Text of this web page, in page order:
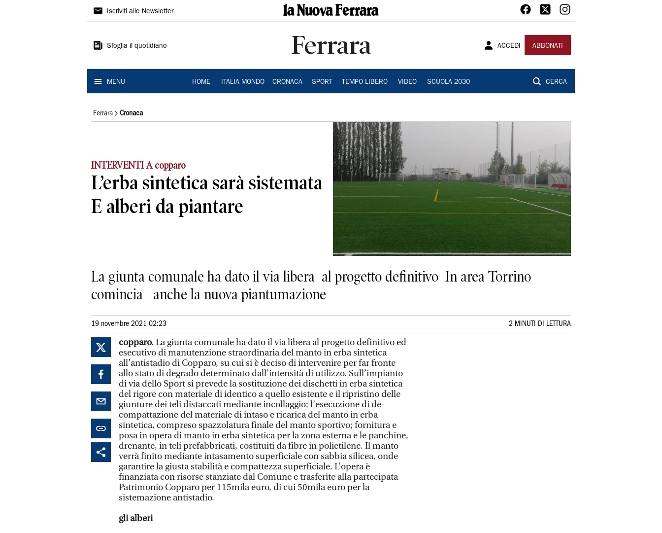
La
Ferrara
Iscriviti alle Newsletter
Sfoglia il quotidiano Ferrara ACCEDI ABBONATI
MENU HOME ITALIA MONDO CRONACA SPORT TEMPO LIBERO VIDEO SCUOLA 2030 CERCA
Ferrara Cronaca
INTERVENTI A copparo
L’erba sintetica sarà sistemata
E alberi da piantare
La giunta comunale ha dato il via libera al progetto definitivo In area Torrino
comincia anche la nuova piantumazione
19 novembre 2021 02:23 2 MINUTI DI LETTURA
copparo.La giunta comunale ha dato il via libera al progetto definitivo ed
esecutivo di manutenzione straordinaria del manto in erba sintetica
all’antistadio di Copparo, su cui si è deciso di intervenire per far fronte
allo stato di degrado determinato dall’intensità di utilizzo. Sull’impianto
di via dello Sport si prevede la sostituzione dei dischetti in erba sintetica
del rigore con materiale di identico a quello esistente e il ripristino delle
giunture dei teli distaccati mediante incollaggio; l’esecuzione di de-
compattazione del materiale di intaso e ricarica del manto in erba
sintetica, compreso spazzolatura finale del manto sportivo; fornitura e
posa in opera di manto in erba sintetica per la zona esterna e le panchine,
drenante, in teli prefabbricati, costituiti da fibre in polietilene. Il manto
verrà finito mediante intasamento superficiale con sabbia silicea, onde
garantire la giusta stabilità e compattezza superficiale. L’opera è
finanziata con risorse stanziate dal Comune e trasferite alla partecipata
Patrimonio Copparo per 115mila euro, di cui 50mila euro per la
sistemazione antistadio.
gli alberi